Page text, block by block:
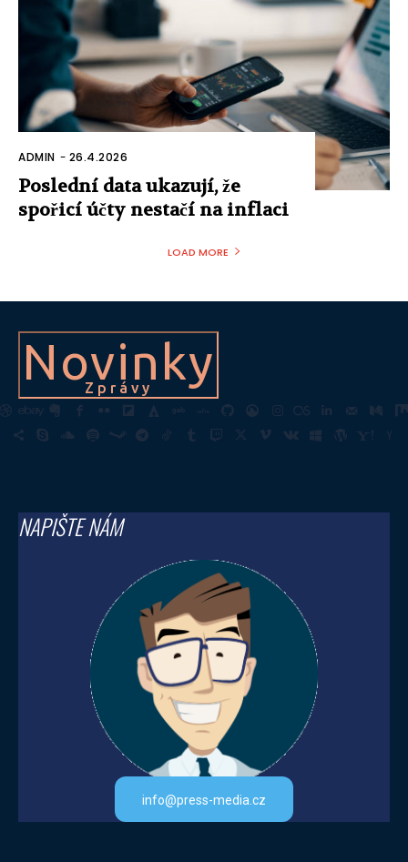
ADMIN - 26.4.2026
Poslední data ukazují, že
spořicí účty nestačí na inflaci
LOAD MORE
Novinky
Zprávy
NAPIŠTE NÁM
info@press-media.cz